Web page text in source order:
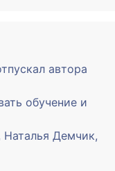
автора
обучение и
Демчик,